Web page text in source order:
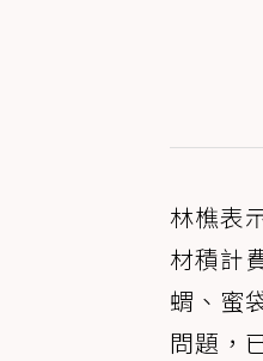
林樵表
材積計
蝟、蜜
問題，